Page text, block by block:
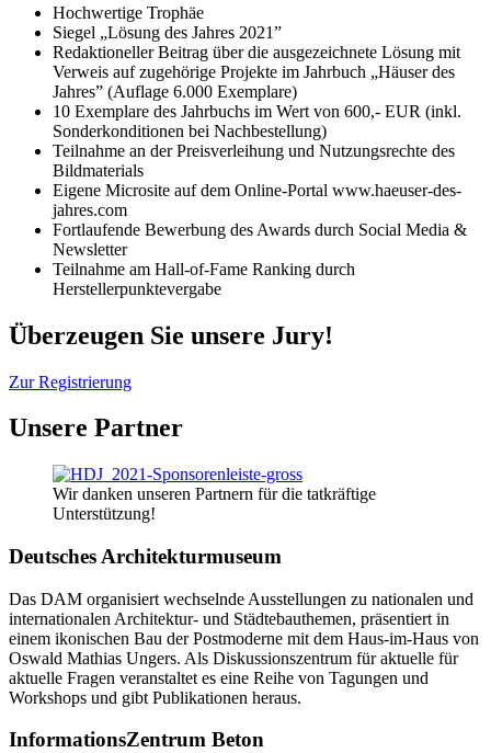
Hochwertige Trophäe
Siegel „Lösung des Jahres 2021”
Redaktioneller Beitrag über die ausgezeichnete Lösung mit
Verweis auf zugehörige Projekte im Jahrbuch „Häuser des
Jahres” (Auflage 6.000 Exemplare)
10 Exemplare des Jahrbuchs im Wert von 600,- EUR (inkl.
Sonderkonditionen bei Nachbestellung)
Teilnahme an der Preisverleihung und Nutzungsrechte des
Bildmaterials
Eigene Microsite auf dem Online-Portal www.haeuser-des-
jahres.com
Fortlaufende Bewerbung des Awards durch Social Media &
Newsletter
Teilnahme am Hall-of-Fame Ranking durch
Herstellerpunktevergabe
Überzeugen Sie unsere Jury!
Zur Registrierung
Unsere Partner
Wir danken unseren Partnern für die tatkräftige
Unterstützung!
Deutsches Architekturmuseum
Das DAM organisiert wechselnde Ausstellungen zu nationalen und
internationalen Architektur- und Städtebauthemen, präsentiert in
einem ikonischen Bau der Postmoderne mit dem Haus-im-Haus von
Oswald Mathias Ungers. Als Diskussionszentrum für aktuelle für
aktuelle Fragen veranstaltet es eine Reihe von Tagungen und
Workshops und gibt Publikationen heraus.
InformationsZentrum Beton